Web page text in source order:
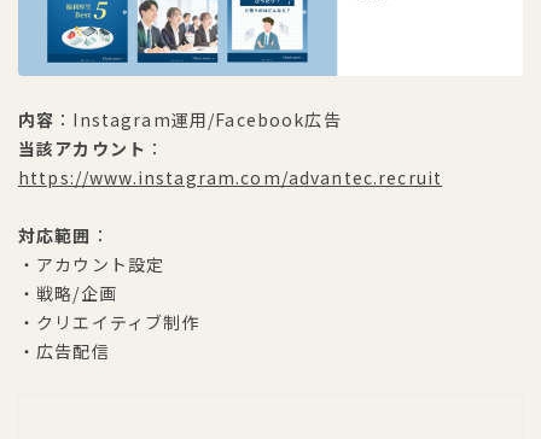
内容 ：Instagram運用/Facebook広告
当該アカウント ：
https://www.instagram.com/advantec.recruit
対応範囲 ：
・アカウント設定
・戦略/企画
・クリエイティブ制作
・広告配信